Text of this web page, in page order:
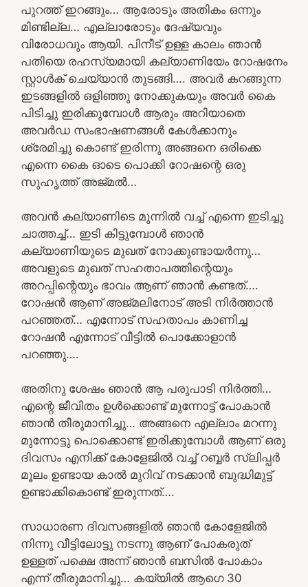
പുറത്ത് ഇറങ്ങും… ആരോടും അതികം ഒന്നും
മിണ്ടില്ല… എല്ലാരോടും ദേഷ്യവും
വിരോധവും ആയി. പിനീട് ഉള്ള കാലം ഞാൻ
പതിയെ രഹസ്യമായി കല്യാണിയേം റോഷനേം
സ്റ്റാൾക് ചെയ്യാൻ തുടങ്ങി…. അവർ കറങ്ങുന്ന
ഇടങ്ങളിൽ ഒളിഞ്ഞു നോക്കുകയും അവർ കൈ
പിടിച്ചു ഇരിക്കുമ്പോൾ ആരും അറിയാതെ
അവർഡ സംഭാഷണങ്ങൾ കേൾക്കാനും
ശ്രേമിച്ചു കൊണ്ട് ഇരിന്നു അങ്ങനെ ഒരിക്കെ
എന്നെ കൈ ഓടെ പൊക്കി റോഷന്റെ ഒരു
സുഹൃത്ത്‌ അജ്മൽ…
അവൻ കല്യാണിടെ മുന്നിൽ വച്ച് എന്നെ ഇടിച്ചു
ചാത്തച്ച്… ഇടി കിട്ടുമ്പോൾ ഞാൻ
കല്യാണിയുടെ മുഖത് നോക്കുണ്ടായർന്നു…
അവളുടെ മുഖത് സഹതാപത്തിന്റെയും
അറപ്പിന്റെയും ഭാവം ആണ് ഞാൻ കണ്ടത്….
റോഷൻ ആണ് അജ്മലിനോട് അടി നിർത്താൻ
പറഞ്ഞത്… എന്നോട് സഹതാപം കാണിച്ച
റോഷൻ എന്നോട് വീട്ടിൽ പൊക്കോളാൻ
പറഞ്ഞു….
അതിനു ശേഷം ഞാൻ ആ പരുപാടി നിർത്തി…
എന്റെ ജീവിതം ഉൾക്കൊണ്ട്‌ മുന്നോട്ട് പോകാൻ
ഞാൻ തീരുമാനിച്ചു… അങ്ങനെ എല്ലാം മറന്നു
മുന്നോട്ടു പൊക്കൊണ്ട് ഇരിക്കുമ്പോൾ ആണ് ഒരു
ദിവസം എനിക്ക് കോളേജിൽ വച്ച് റബ്ബർ സ്ലിപ്പർ
മൂലം ഉണ്ടായ കാൽ മുറിവ് നടക്കാൻ ബുദ്ധിമുട്ട്
ഉണ്ടാക്കികൊണ്ട് ഇരുന്നത്….
സാധാരണ ദിവസങ്ങളിൽ ഞാൻ കോളേജിൽ
നിന്നു വീട്ടിലോട്ടു നടന്നു ആണ് പോകരുത്
ഉള്ളത് പക്ഷെ അന്ന് ഞാൻ ബസിൽ പോകാം
എന്ന് തീരുമാനിച്ചു… കയ്യിൽ ആഗെ 30